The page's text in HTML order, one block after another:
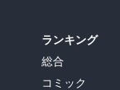
ランキング
総合
コミック